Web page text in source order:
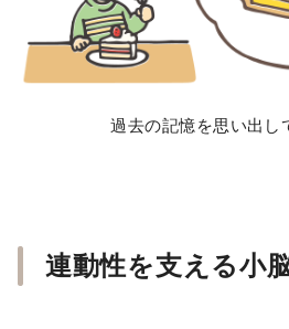
過去の記憶を思い出し
連動性を支える小